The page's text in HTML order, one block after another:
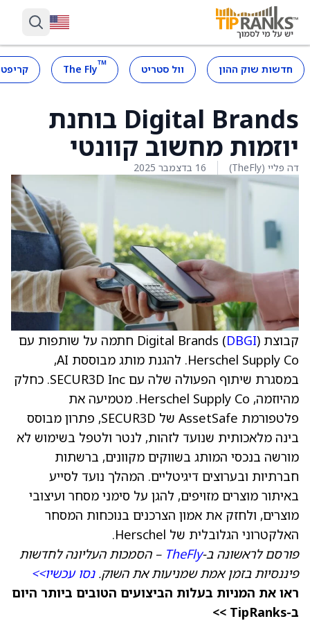
חדשות שוק ההון וול סטריט ™
The Fly
Digital Brands בוחנת
יוזמות מחשוב קוונטי
דה פליי (TheFly) 16 בדצמבר 2025
קבוצת Digital Brands ( DBGI
) חתמה על שותפות עם
Herschel Supply Co. להגנת מותג מבוססת AI,
במסגרת שיתוף הפעולה שלה עם SECUR3D Inc. כחלק
מהיוזמה, Herschel Supply Co. מטמיעה את
פלטפורמת AssetSafe של SECUR3D, פתרון מבוסס
בינה מלאכותית שנועד לזהות, לנטר ולטפל בשימוש לא
מורשה בנכסי המותג בשווקים מקוונים, ברשתות
חברתיות ובערוצים דיגיטליים. המהלך נועד לסייע
באיתור מוצרים מזויפים, להגן על סימני מסחר ועיצובי
מוצרים, ולחזק את אמון הצרכנים בנוכחות המסחר
האלקטרוני הגלובלית של Herschel.
פורסם לראשונה ב-TheFly – הסמכות העליונה לחדשות
פיננסיות בזמן אמת שמניעות את השוק.נסו עכשיו>>
ראו את המניות בעלות הביצועים הטובים ביותר היום
ב-TipRanks >>